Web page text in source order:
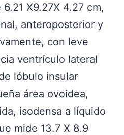
X9.27X 4.27 cm,
anteroposterior y
con leve
ventrículo lateral
lóbulo insular
área ovoidea,
isodensa a líquido
mide 13.7 X 8.9